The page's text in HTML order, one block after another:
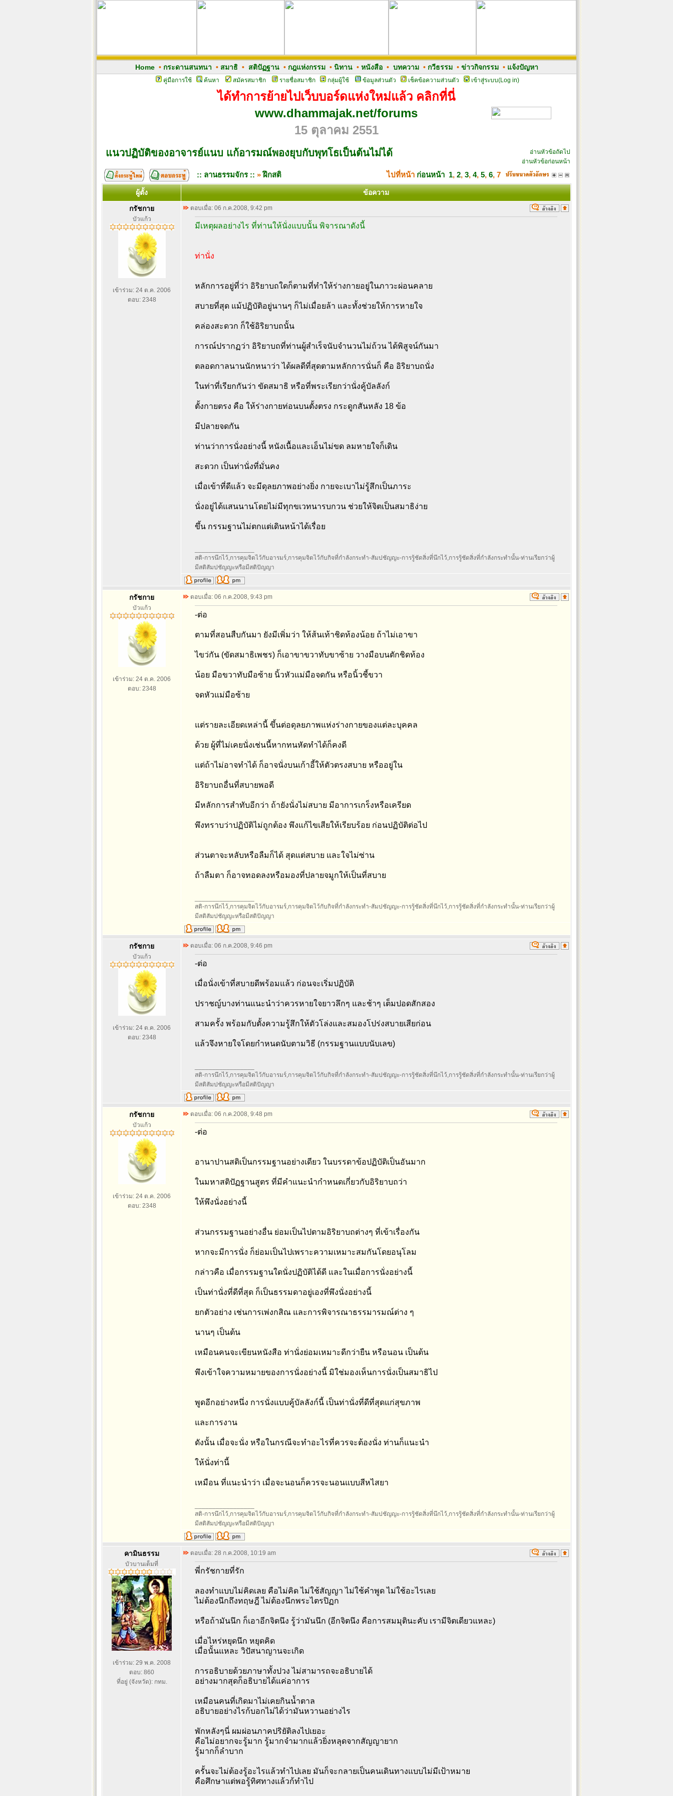
Home• กระดานสนทนา • สมาธิ• สติปัฏฐาน• กฎแห่งกรรม• นิทาน• หนังสือ• บทความ• กวีธรรม• ข่าวกิจกรรม• แจ้งปัญหา
คู่มือการใช้ ค้นหา สมัครสมาชิก รายชื่อสมาชิก กลุ่มผู้ใช้ ข้อมูลส่วนตัว เช็คข้อความส่วนตัว เข้าสู่ระบบ(Log in)
ได้ทำการย้ายไปเว็บบอร์ดแห่งใหม่แล้ว คลิกที่นี่
www.dhammajak.net/forums
15 ตุลาคม 2551
แนวปฏิบัติของอาจารย์แนบ แก้อารมณ์พองยุบกับพุทโธเป็นต้นไม่ได้
อ่านหัวข้อถัดไป
อ่านหัวข้อก่อนหน้า
:: ลานธรรมจักร :: »ฝึกสติ ไปที่หน้า ก่อนหน้า 1, 2, 3, 4, 5, 6, 7
ผู้ตั้ง
ข้อความ
กรัชกาย
บัวแก้ว
เข้าร่วม: 24 ต.ค. 2006
ตอบ: 2348
ตอบเมื่อ: 06 ก.ค.2008, 9:42 pm
มีเหตุผลอย่างไร ที่ท่านให้นั่งแบบนั้น พิจารณาดังนี้
ท่านั่ง
หลักการอยู่ที่ว่า อิริยาบถใดก็ตามที่ทำให้ร่างกายอยู่ในภาวะผ่อนคลาย
สบายที่สุด แม้ปฏิบัติอยู่นานๆ ก็ไม่เมื่อยล้า และทั้งช่วยให้การหายใจ
คล่องสะดวก ก็ใช้อิริยาบถนั้น
การณ์ปรากฏว่า อิริยาบถที่ท่านผู้สำเร็จนับจำนวนไม่ถ้วน ได้พิสูจน์กันมา
ตลอดกาลนานนักหนาว่า ได้ผลดีที่สุดตามหลักการนั่นก็ คือ อิริยาบถนั่ง
ในท่าที่เรียกกันว่า ขัดสมาธิ หรือที่พระเรียกว่านั่งคู้บัลลังก์
ตั้งกายตรง คือ ให้ร่างกายท่อนบนตั้งตรง กระดูกสันหลัง 18 ข้อ
มีปลายจดกัน
ท่านว่าการนั่งอย่างนี้ หนังเนื้อและเอ็นไม่ขด ลมหายใจก็เดิน
สะดวก เป็นท่านั่งที่มั่นคง
เมื่อเข้าที่ดีแล้ว จะมีดุลยภาพอย่างยิ่ง กายจะเบาไม่รู้สึกเป็นภาระ
นั่งอยู่ได้แสนนานโดยไม่มีทุกขเวทนารบกวน ช่วยให้จิตเป็นสมาธิง่าย
ขึ้น กรรมฐานไม่ตกแต่เดินหน้าได้เรื่อย
สติ-การนึกไว้,การคุมจิตไว้กับอารมร์,การคุมจิตไว้กับกิจที่กำลังกระทำ-สัมปชัญญะ-การรู้ชัดสิ่งที่นึกไว้,การรู้ชัดสิ่งที่กำลังกระทำนั้น-ท่านเรียกว่าผู้
มีสติสัมปชัญญะหรือมีสติปัญญา
กรัชกาย
บัวแก้ว
เข้าร่วม: 24 ต.ค. 2006
ตอบ: 2348
ตอบเมื่อ: 06 ก.ค.2008, 9:43 pm
-ต่อ
ตามที่สอนสืบกันมา ยังมีเพิ่มว่า ให้ส้นเท้าชิดท้องน้อย ถ้าไม่เอาขา
ไขว่กัน (ขัดสมาธิเพชร) ก็เอาขาขวาทับขาซ้าย วางมือบนตักชิดท้อง
น้อย มือขวาทับมือซ้าย นิ้วหัวแม่มือจดกัน หรือนิ้วชี้ขวา
จดหัวแม่มือซ้าย
แต่รายละเอียดเหล่านี้ ขึ้นต่อดุลยภาพแห่งร่างกายของแต่ละบุคคล
ด้วย ผู้ที่ไม่เคยนั่งเช่นนี้หากทนหัดทำได้ก็คงดี
แต่ถ้าไม่อาจทำได้ ก็อาจนั่งบนเก้าอี้ให้ตัวตรงสบาย หรืออยู่ใน
อิริยาบถอื่นที่สบายพอดี
มีหลักการสำทับอีกว่า ถ้ายังนั่งไม่สบาย มีอาการเกร็งหรือเครียด
พึงทราบว่าปฏิบัติไม่ถูกต้อง พึงแก้ไขเสียให้เรียบร้อย ก่อนปฏิบัติต่อไป
ส่วนตาจะหลับหรือลืมก็ได้ สุดแต่สบาย และใจไม่ซ่าน
ถ้าลืมตา ก็อาจทอดลงหรือมองที่ปลายจมูกให้เป็นที่สบาย
สติ-การนึกไว้,การคุมจิตไว้กับอารมร์,การคุมจิตไว้กับกิจที่กำลังกระทำ-สัมปชัญญะ-การรู้ชัดสิ่งที่นึกไว้,การรู้ชัดสิ่งที่กำลังกระทำนั้น-ท่านเรียกว่าผู้
มีสติสัมปชัญญะหรือมีสติปัญญา
กรัชกาย
บัวแก้ว
เข้าร่วม: 24 ต.ค. 2006
ตอบ: 2348
ตอบเมื่อ: 06 ก.ค.2008, 9:46 pm
-ต่อ
เมื่อนั่งเข้าที่สบายดีพร้อมแล้ว ก่อนจะเริ่มปฏิบัติ
ปราชญ์บางท่านแนะนำว่าควรหายใจยาวลึกๆ และช้าๆ เต็มปอดสักสอง
สามครั้ง พร้อมกับตั้งความรู้สึกให้ตัวโล่งและสมองโปร่งสบายเสียก่อน
แล้วจึงหายใจโดยกำหนดนับตามวิธี (กรรมฐานแบบนับเลข)
สติ-การนึกไว้,การคุมจิตไว้กับอารมร์,การคุมจิตไว้กับกิจที่กำลังกระทำ-สัมปชัญญะ-การรู้ชัดสิ่งที่นึกไว้,การรู้ชัดสิ่งที่กำลังกระทำนั้น-ท่านเรียกว่าผู้
มีสติสัมปชัญญะหรือมีสติปัญญา
กรัชกาย
บัวแก้ว
เข้าร่วม: 24 ต.ค. 2006
ตอบ: 2348
ตอบเมื่อ: 06 ก.ค.2008, 9:48 pm
-ต่อ
อานาปานสติเป็นกรรมฐานอย่างเดียว ในบรรดาข้อปฏิบัติเป็นอันมาก
ในมหาสติปัฏฐานสูตร ที่มีคำแนะนำกำหนดเกี่ยวกับอิริยาบถว่า
ให้พึงนั่งอย่างนี้
ส่วนกรรมฐานอย่างอื่น ย่อมเป็นไปตามอิริยาบถต่างๆ ที่เข้าเรื่องกัน
หากจะมีการนั่ง ก็ย่อมเป็นไปเพราะความเหมาะสมกันโดยอนุโลม
กล่าวคือ เมื่อกรรมฐานใดนั่งปฏิบัติได้ดี และในเมื่อการนั่งอย่างนี้
เป็นท่านั่งที่ดีที่สุด ก็เป็นธรรมดาอยู่เองที่พึงนั่งอย่างนี้
ยกตัวอย่าง เช่นการเพ่งกสิณ และการพิจารณาธรรมารมณ์ต่าง ๆ
นานๆ เป็นต้น
เหมือนคนจะเขียนหนังสือ ท่านั่งย่อมเหมาะดีกว่ายืน หรือนอน เป็นต้น
พึงเข้าใจความหมายของการนั่งอย่างนี้ มิใช่มองเห็นการนั่งเป็นสมาธิไป
พูดอีกอย่างหนึ่ง การนั่งแบบคู้บัลลังก์นี้ เป็นท่านั่งที่ดีที่สุดแก่สุขภาพ
และการงาน
ดังนั้น เมื่อจะนั่ง หรือในกรณีจะทำอะไรที่ควรจะต้องนั่ง ท่านก็แนะนำ
ให้นั่งท่านี้
เหมือน ที่แนะนำว่า เมื่อจะนอนก็ควรจะนอนแบบสีหไสยา
สติ-การนึกไว้,การคุมจิตไว้กับอารมร์,การคุมจิตไว้กับกิจที่กำลังกระทำ-สัมปชัญญะ-การรู้ชัดสิ่งที่นึกไว้,การรู้ชัดสิ่งที่กำลังกระทำนั้น-ท่านเรียกว่าผู้
มีสติสัมปชัญญะหรือมีสติปัญญา
คามินธรรม
บัวบานเต็มที่
เข้าร่วม: 29 พ.ค. 2008
ตอบ: 860
ที่อยู่ (จังหวัด): กทม.
ตอบเมื่อ: 28 ก.ค.2008, 10:19 am
พี่กรัชกายที่รัก
ลองทำแบบไม่คิดเลย คือไม่คิด ไม่ใช้สัญญา ไม่ใช้คำพูด ไม่ใช้อะไรเลย
ไม่ต้องนึกถึงทฤษฎี ไม่ต้องนึกพระไตรปิฏก
หรือถ้ามันนึก ก็เอาอีกจิตนึง รู้ว่ามันนึก (อีกจิตนึง คือการสมมุตินะคับ เรามีจิตเดียวแหละ)
เมื่อไหร่หยุดนึก หยุดคิด
เมื่อนั้นแหละ วิปัสนาญานจะเกิด
การอธิบายด้วยภาษาทั้งปวง ไม่สามารถจะอธิบายได้
อย่างมากสุดก็อธิบายได้แค่อาการ
เหมือนคนที่เกิดมาไม่เคยกินน้ำตาล
อธิบายอย่างไรก้บอกไม่ได้ว่ามันหวานอย่างไร
พักหลังๆนี่ ผมผ่อนภาคปริยัติลงไปเยอะ
คือไม่อยากจะรู้มาก รู้มากจำมากแล้วยิ่งหลุดจากสัญญายาก
รู้มากก็ลำบาก
ครั้นจะไม่ต้องรู้อะไรแล้วทำไปเลย มันก็จะกลายเป็นคนเดินทางแบบไม่มีเป้าหมาย
คือศึกษาแต่พอรู้ทิศทางแล้วก้ทำไป